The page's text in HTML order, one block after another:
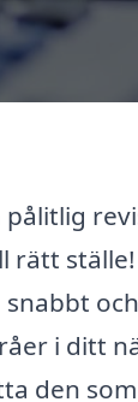
rätt
i ditt
den